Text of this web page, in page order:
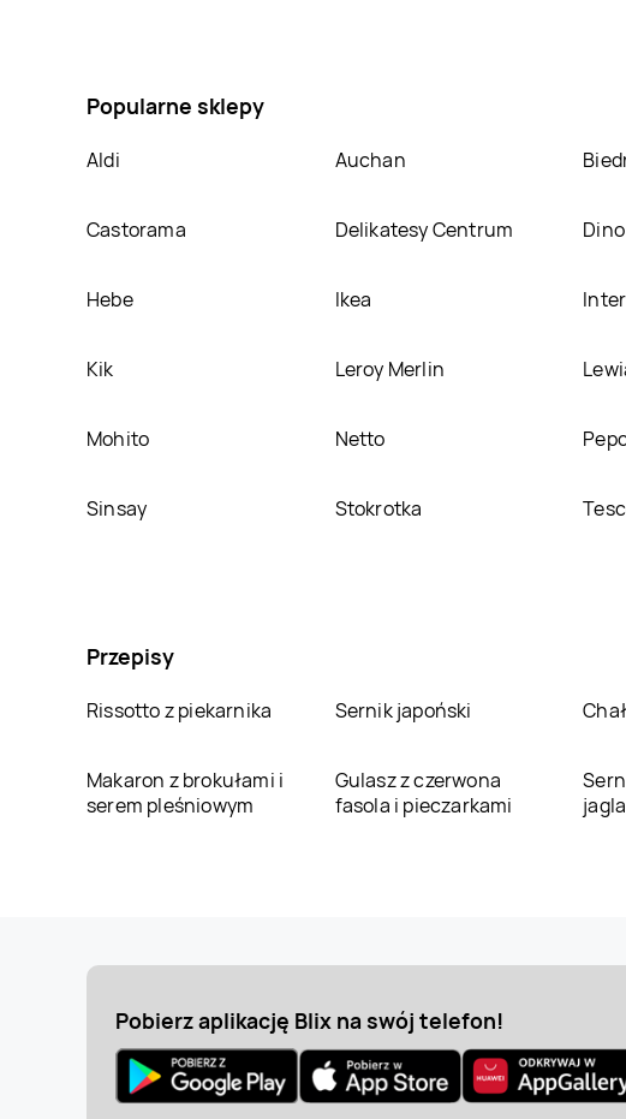
Popularne sklepy
Aldi Auchan
Castorama Delikatesy Centrum Dino
Hebe Ikea
Kik Leroy Merlin
Mohito Netto
Sinsay Stokrotka
Przepisy
Rissotto z piekarnika Sernik japoński
Makaron z brokułami i
serem pleśniowym
Gulasz z czerwona
fasola i pieczarkami
Pobierz aplikację Blix na swój telefon!